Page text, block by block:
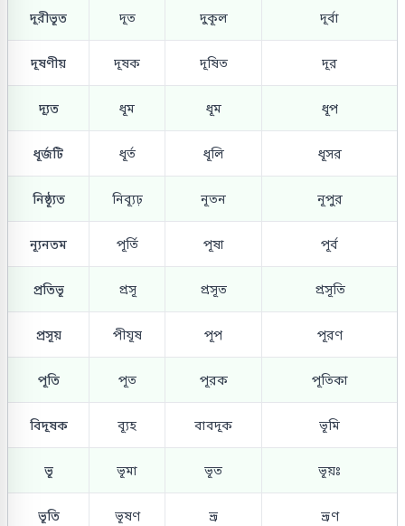
দূরীভূত দূত দুকূল দূর্বা
দূষণীয় দূষক দূষিত দূর
দ্যূত ধূম ধূম ধূপ
ধূর্জটি ধূর্ত ধূলি ধূসর
নিষ্ঠ্যূত নিব্যূঢ় নূতন নূপুর
ন্যূনতম পূর্তি পূষা পূর্ব
প্রতিভূ প্রসূ প্রসূত প্রসূতি
প্রসূয় পীযূষ পূপ পূরণ
পূতি পূত পূরক পূতিকা
বিদূষক ব্যূহ বাবদূক ভূমি
ভূ ভূমা ভূত ভূয়ঃ
ভূতি ভূষণ ভ্রূ ভ্রূণ